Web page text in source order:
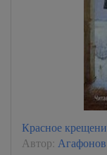
Красное
Автор: